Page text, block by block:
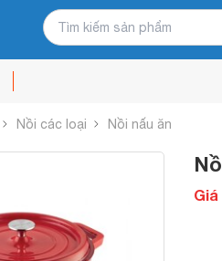
Nồi các loại Nồi nấu ăn
Giá